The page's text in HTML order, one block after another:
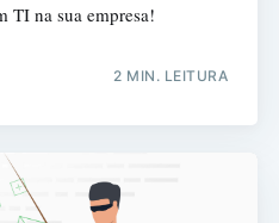
TI na sua empresa!
2 MIN. LEITURA